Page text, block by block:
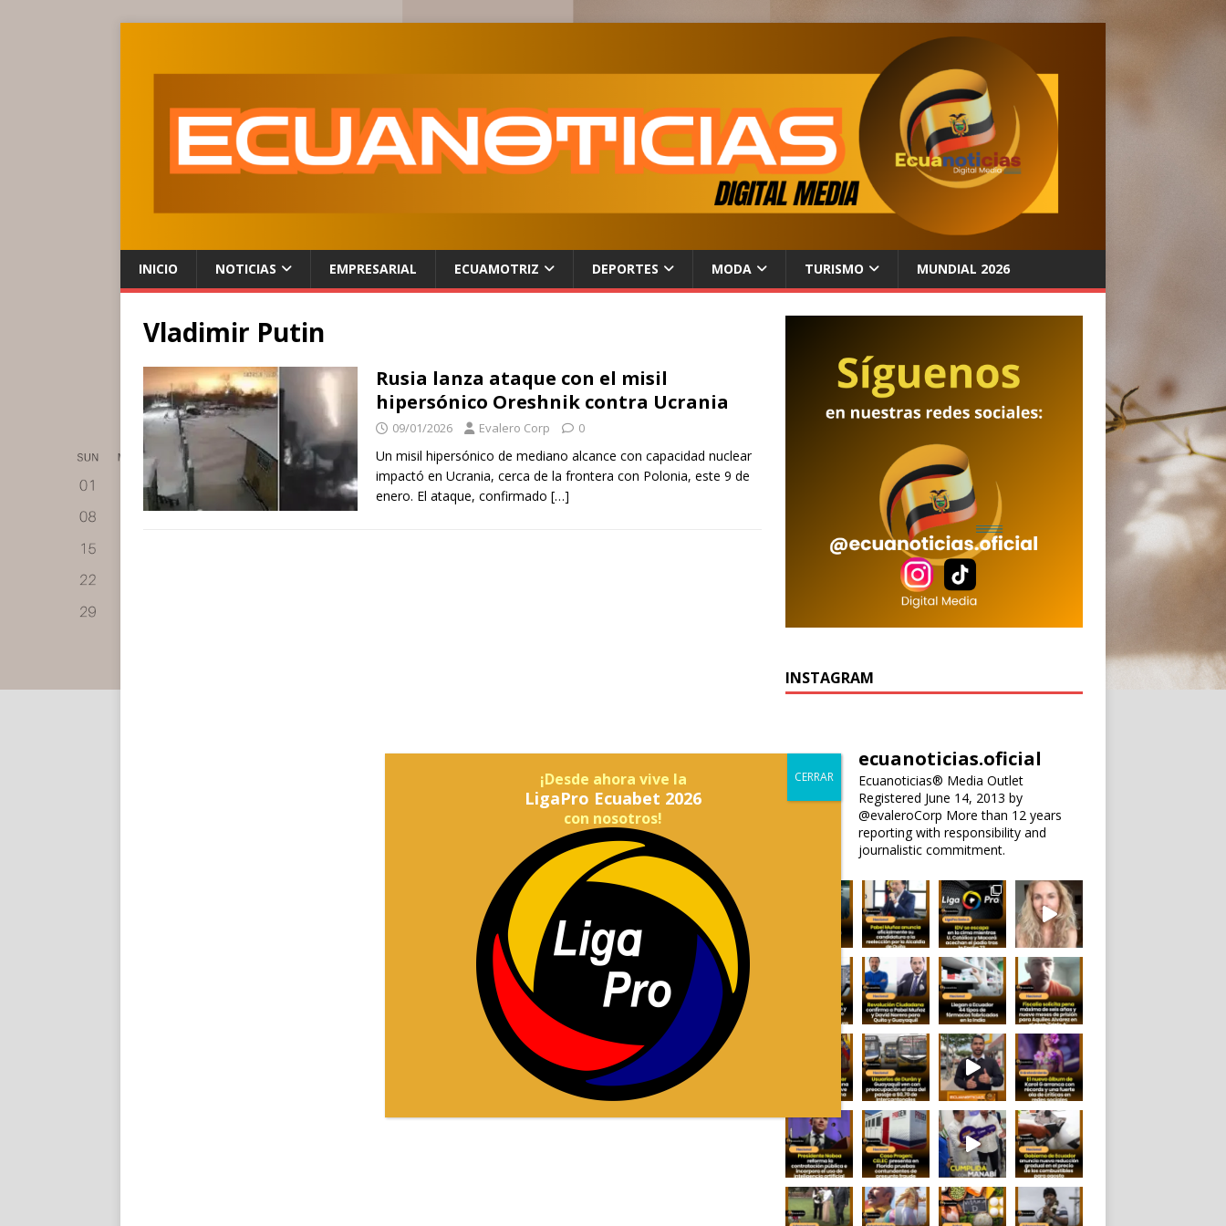
INICIO NOTICIAS EMPRESARIAL ECUAMOTRIZ DEPORTES MODA TURISMO MUNDIAL 2026
Vladimir Putin
Rusia lanza ataque con el misil
hipersónico Oreshnik contra Ucrania
09/01/2026 Evalero Corp 0
Un misil hipersónico de mediano alcance con capacidad nuclear
impactó en Ucrania, cerca de la frontera con Polonia, este 9 de
enero. El ataque, confirmado […]
INSTAGRAM
ecuanoticias.oficial
Ecuanoticias® Media Outlet
Registered June 14, 2013 by
@evaleroCorp More than 12 years
reporting with responsibility and
journalistic commitment.
¡Desde ahora vive la
LigaPro Ecuabet 2026
con nosotros!